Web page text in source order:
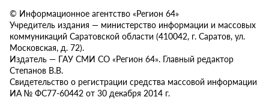
© Информационное агентство «Регион 64»
Учредитель издания — министерство информации и массовых
коммуникаций Саратовской области (410042, г. Саратов, ул.
Московская, д. 72).
Издатель — ГАУ СМИ СО «Регион 64». Главный редактор
Степанов В.В.
Свидетельство о регистрации средства массовой информации
ИА № ФС77-60442 от 30 декабря 2014 г.